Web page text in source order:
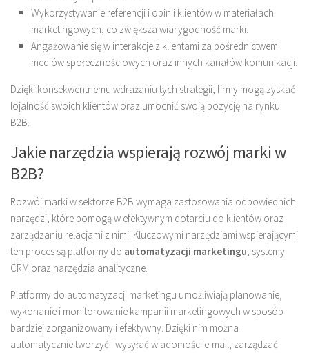
Wykorzystywanie referencji i opinii klientów w materiałach
marketingowych, co zwiększa wiarygodność marki.
Angażowanie się w interakcje z klientami za pośrednictwem
mediów społecznościowych oraz innych kanałów komunikacji.
Dzięki konsekwentnemu wdrażaniu tych strategii, firmy mogą zyskać
lojalność swoich klientów oraz umocnić swoją pozycję na rynku
B2B.
Jakie narzędzia wspierają rozwój marki w
B2B?
Rozwój marki w sektorze B2B wymaga zastosowania odpowiednich
narzędzi, które pomogą w efektywnym dotarciu do klientów oraz
zarządzaniu relacjami z nimi. Kluczowymi narzędziami wspierającymi
ten proces są platformy do automatyzacji marketingu , systemy
CRM oraz narzędzia analityczne.
Platformy do automatyzacji marketingu umożliwiają planowanie,
wykonanie i monitorowanie kampanii marketingowych w sposób
bardziej zorganizowany i efektywny. Dzięki nim można
automatycznie tworzyć i wysyłać wiadomości e-mail, zarządzać